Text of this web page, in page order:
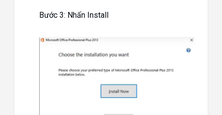
Bước 3: Nhấn Install